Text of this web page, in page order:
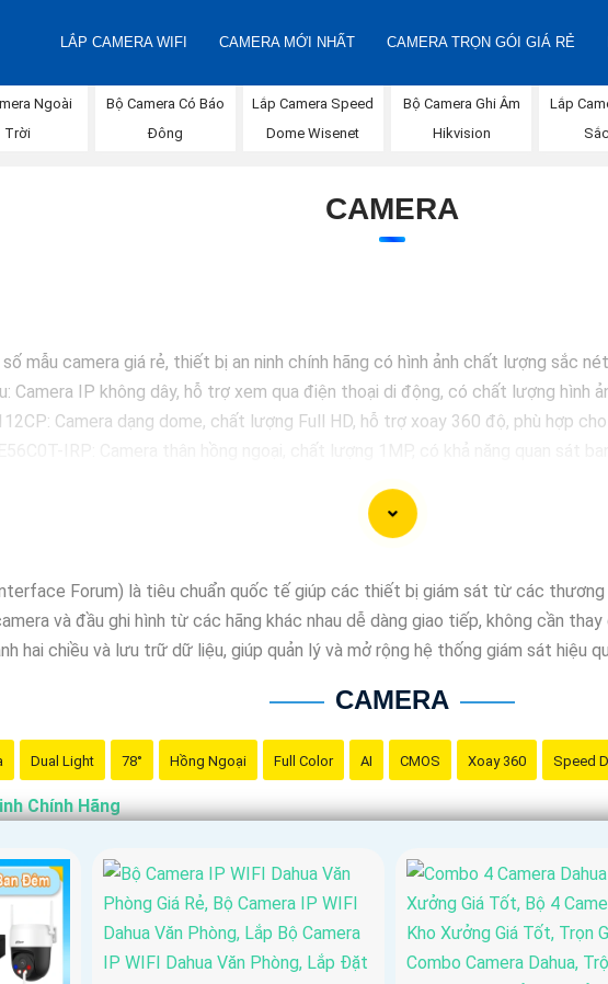
LẮP CAMERA WIFI CAMERA MỚI NHẤT CAMERA TRỌN GÓI GIÁ RẺ
Ngoài
Trời
Bộ Camera Có Báo
Đông
Lắp Camera Speed
Dome Wisenet
Bộ Camera Ghi Âm
Hikvision
Lắp
CAMERA
mẫu camera giá rẻ, thiết bị an ninh chính hãng có hình ảnh chất lượng sắc
Camera IP không dây, hỗ trợ xem qua điện thoại di động, có chất lượng hình
Camera dạng dome, chất lượng Full HD, hỗ trợ xoay 360 độ, phù hợp
cũng như nguồn gốc xuất xứ của sản phẩm trước khi mua nhé để
Forum) là tiêu chuẩn quốc tế giúp các thiết bị giám sát từ các
và đầu ghi hình từ các hãng khác nhau dễ dàng giao tiếp, không cần
hai chiều và lưu trữ dữ liệu, giúp quản lý và mở rộng hệ thống giám sát hiệu
CAMERA
Dual Light 78° Hồng Ngoại Full Color AI CMOS Xoay 360 Speed
Chính Hãng